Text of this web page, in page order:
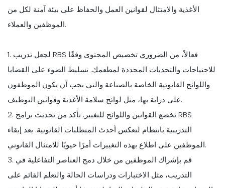
الأغذية والامتثال لقوانين العمل والحفاظ على بيئة آمنة لكل من
الموظفين والعملاء.
1. لجعل تدريب RBS فعالاً، من الضروري تخصيص المحتوى وفقًا
للاحتياجات والتحديات المحددة لمطعمك. تسليط الضوء على القضايا
واللوائح القانونية الخاصة بالصناعة والتي يجب أن يكون الموظفون
على دراية بها، مثل لوائح سلامة الأغذية وقوانين التوظيف.
2. تخضع القوانين واللوائح للتغيير. تأكد من تحديث برامج RBS
التدريبية بانتظام لتعكس أحدث المتطلبات القانونية. يعد إبقاء
الموظفين على اطلاع بهذه التغييرات أمرًا حيويًا للامتثال القانوني.
3. قم بإشراك الموظفين من خلال دمج العناصر التفاعلية في
التدريب، مثل الاختبارات ودراسات الحالة والتعلم القائم على